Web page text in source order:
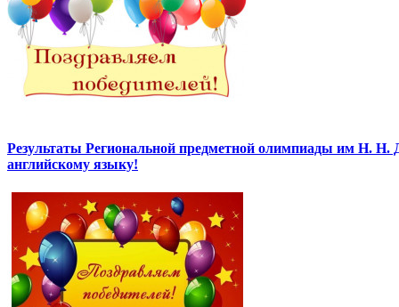
Результаты Региональной предметной олимпиады им Н. Н.
английскому языку!